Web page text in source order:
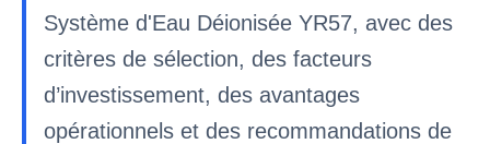
Système d'Eau Déionisée YR57, avec des
critères de sélection, des facteurs
d’investissement, des avantages
opérationnels et des recommandations de